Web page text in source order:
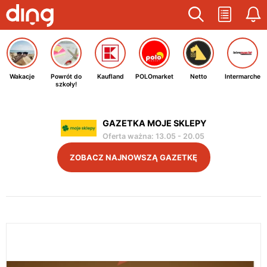
Wakacje
Powrót do
szkoły!
Kaufland POLOmarket Netto Intermarche
GAZETKA MOJE SKLEPY
Oferta ważna: 13.05 - 20.05
ZOBACZ NAJNOWSZĄ GAZETKĘ